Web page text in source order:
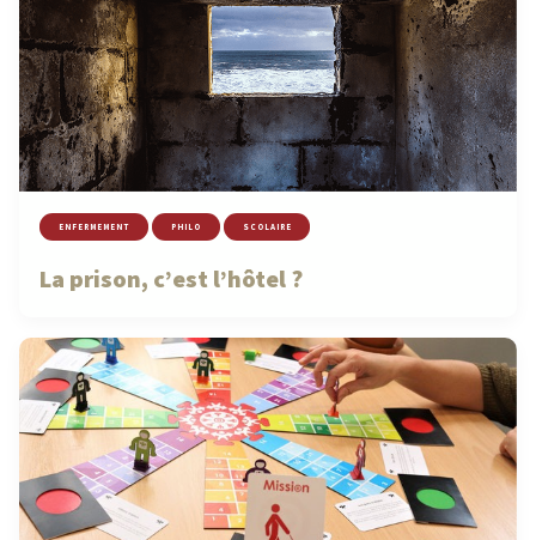
ENFERMEMENT PHILO SCOLAIRE
La prison, c’est l’hôtel ?